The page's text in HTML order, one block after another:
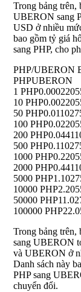
Trong bảng trên,
UBERON sang
USD ở nhiều
bao gồm tỷ giá
sang PHP, cho
PHP/UBERON
PHPUBERON
1 PHP
10 PHP
50 PHP
100 PHP
200 PHP
500 PHP
1000 PHP
2000 PHP
5000 PHP
10000 PHP
50000 PHP
100000 PHP
Trong bảng trên,
sang UBERON
và UBERON ở
Danh sách này
PHP sang
chuyển đổi.